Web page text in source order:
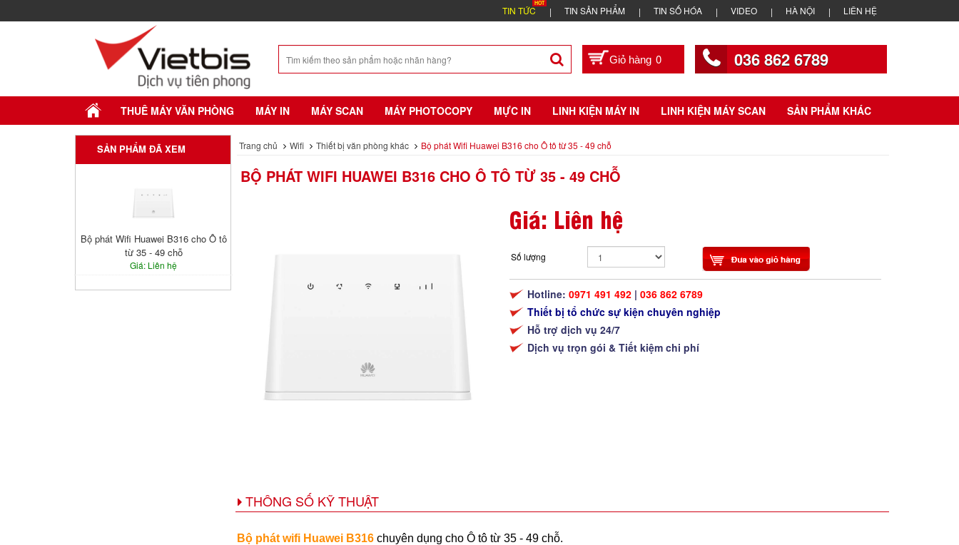
TIN TỨC TIN SẢN PHẨM TIN SỐ HÓA VIDEO HÀ NỘI LIÊN HỆ
0 036 862 6789
THUÊ MÁY VĂN PHÒNG MÁY IN MÁY SCAN MÁY PHOTOCOPY MỰC IN LINH KIỆN MÁY IN LINH KIỆN MÁY SCAN SẢN PHẨM KHÁC
SẢN PHẨM ĐÃ XEM
Bộ phát Wifi Huawei B316 cho Ô tô
từ 35 - 49 chỗ
Giá: Liên hệ
Trang chủ Wifi Thiết bị văn phòng khác Bộ phát Wifi Huawei B316 cho Ô tô từ 35 - 49 chỗ
BỘ PHÁT WIFI HUAWEI B316 CHO Ô TÔ TỪ 35 - 49 CHỖ
Giá: Liên hệ
Số lượng
Hotline: 0971 491 492 | 036 862 6789
Thiết bị tổ chức sự kiện chuyên nghiệp
Hỗ trợ dịch vụ 24/7
Dịch vụ trọn gói & Tiết kiệm chi phí
THÔNG SỐ KỸ THUẬT
Bộ phát wifi Huawei B316 chuyên dụng cho Ô tô từ 35 - 49 chỗ.